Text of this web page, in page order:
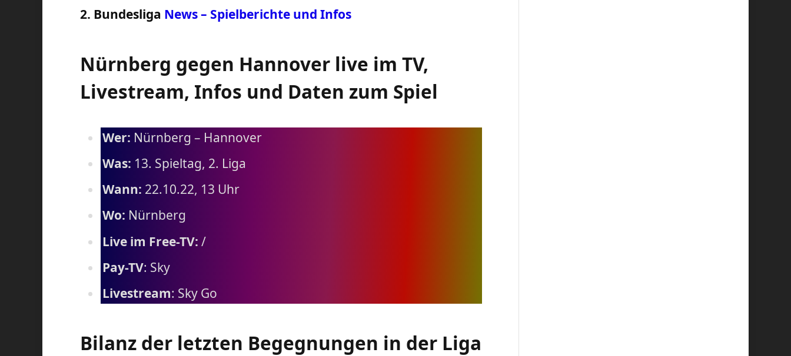
2. Bundesliga News – Spielberichte und Infos
Nürnberg gegen Hannover live im TV,
Livestream, Infos und Daten zum Spiel
Wer: Nürnberg – Hannover
Was: 13. Spieltag, 2. Liga
Wann: 22.10.22, 13 Uhr
Wo: Nürnberg
Live im Free-TV: /
Pay-TV: Sky
Livestream: Sky Go
Bilanz der letzten Begegnungen in der Liga